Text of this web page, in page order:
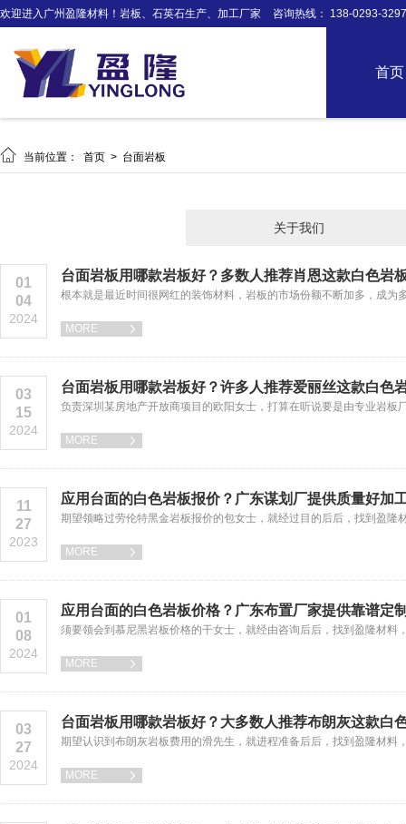
欢迎进入广州盈隆材料！岩板、石英石生产、加工厂家 咨询热线： 138-0293-3297
首页
 当前位置： 首页 > 台面岩板
关于我们
01
04
2024
台面岩板用哪款岩板好？多数人推荐肖恩这款白色岩
根本就是最近时间很网红的装饰材料，岩板的市场份额不断加多，成
MORE 
03
15
2024
台面岩板用哪款岩板好？许多人推荐爱丽丝这款白色
负责深圳某房地产开放商项目的欧阳女士，打算在听说要是由专业岩
MORE 
11
27
2023
应用台面的白色岩板报价？广东谋划厂提供质量好加
期望领略过劳伦特黑金岩板报价的包女士，就经过目的后后，找到盈
MORE 
01
08
2024
应用台面的白色岩板价格？广东布置厂家提供靠谱定
须要领会到慕尼黑岩板价格的干女士，就经由咨询后后，找到盈隆材
MORE 
03
27
2024
台面岩板用哪款岩板好？大多数人推荐布朗灰这款白
期望认识到布朗灰岩板费用的滑先生，就进程准备后后，找到盈隆材
MORE 